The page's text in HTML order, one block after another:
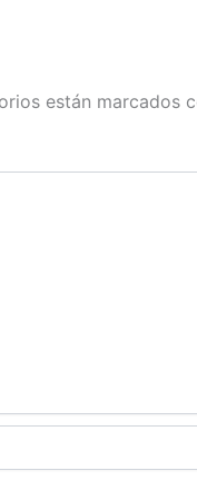
están marcados